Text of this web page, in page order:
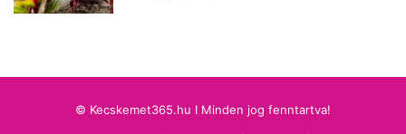
© Kecskemet365.hu I Minden jog fenntartva!